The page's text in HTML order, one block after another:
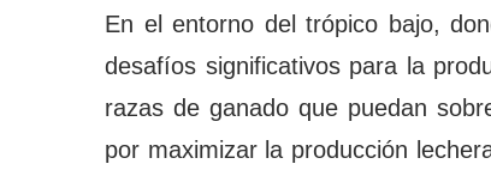
En el entorno del trópico bajo,
desafíos significativos para la
razas de ganado que puedan
por maximizar la producción